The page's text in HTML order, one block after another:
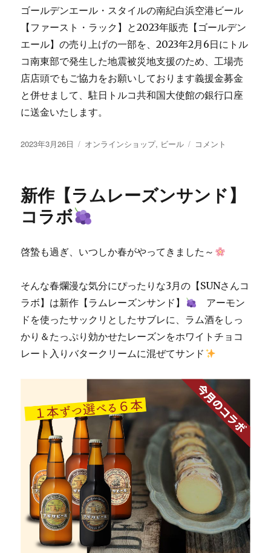
ゴールデンエール・スタイルの南紀白浜空港ビール
【ファースト・ラック】と2023年販売【ゴールデン
エール】の売り上げの一部を、2023年2月6日にトル
コ南東部で発生した地震被災地支援のため、工場売
店店頭でもご協力をお願いしております義援金募金
と併せまして、駐日トルコ共和国大使館の銀行口座
に送金いたします。
投
2023年3月26日
カ
ー
オンラインショップ, ビール
幸
ぶ
空
ル
ァ
ス
ト・
ラ
ク】
日
新
に
掲
載
し
て
だ
き
ま
し
コメント
新作【ラムレーズンサンド】
コラボ
啓蟄も過ぎ、いつしか春がやってきました～
そんな春爛漫な気分にぴったりな3月の【SUNさんコ
ラボ】は新作【ラムレーズンサンド】
アーモン
ドを使ったサックリとしたサブレに、ラム酒をしっ
かり＆たっぷり効かせたレーズンをホワイトチョコ
レート入りバタークリームに混ぜてサンド